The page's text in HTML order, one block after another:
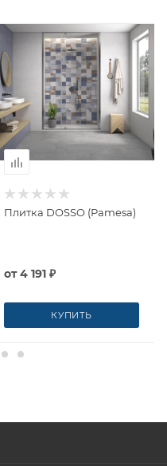
Плитка DOSSO (Pamesa)
от4 191 ₽
КУПИТЬ